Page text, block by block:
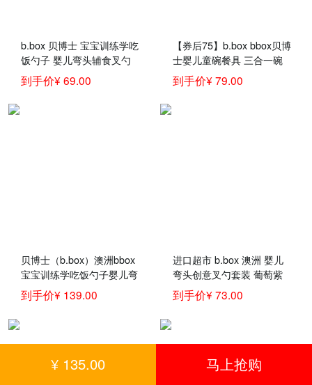
b.box 贝博士 宝宝训练学吃
饭勺子 婴儿弯头辅食叉勺
黄灰色套装 儿童餐具训练
勺
到手价¥ 69.00
【券后75】b.box bbox贝博
士婴儿童碗餐具 三合一碗
吸管碗辅食零食碗240ML宝
宝餐具 紫黄色
到手价¥ 79.00
贝博士（b.box）澳洲bbox
宝宝训练学吃饭勺子婴儿弯
头辅食碗叉勺套装儿童餐具
黄灰叉勺套装+Bumkins硅
到手价¥ 139.00
进口超市 b.box 澳洲 婴儿
弯头创意叉勺套装 葡萄紫
（bbox训练勺 宝宝儿童餐
具叉子勺子）
到手价¥ 73.00
¥ 135.00 马上抢购